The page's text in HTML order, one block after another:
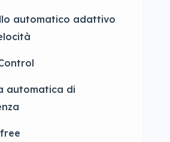
automatico adattivo
automatica di